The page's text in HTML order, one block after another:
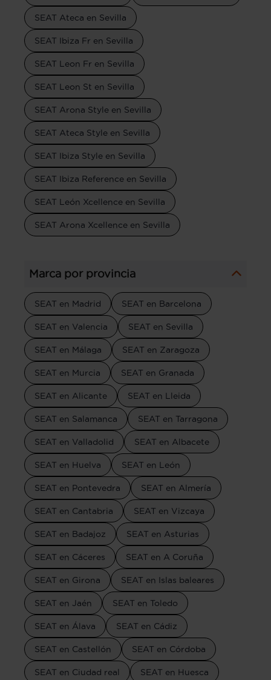
SEAT Ateca en Sevilla
SEAT Ibiza Fr en Sevilla
SEAT Leon Fr en Sevilla
SEAT Leon St en Sevilla
SEAT Arona Style en Sevilla
SEAT Ateca Style en Sevilla
SEAT Ibiza Style en Sevilla
SEAT Ibiza Reference en Sevilla
SEAT León Xcellence en Sevilla
SEAT Arona Xcellence en Sevilla
Marca por provincia
SEAT en Madrid SEAT en Barcelona
SEAT en Valencia SEAT en Sevilla
SEAT en Málaga SEAT en Zaragoza
SEAT en Murcia SEAT en Granada
SEAT en Alicante SEAT en Lleida
SEAT en Salamanca SEAT en Tarragona
SEAT en Valladolid SEAT en Albacete
SEAT en Huelva SEAT en León
SEAT en Pontevedra SEAT en Almería
SEAT en Cantabria SEAT en Vizcaya
SEAT en Badajoz SEAT en Asturias
SEAT en Cáceres SEAT en A Coruña
SEAT en Girona SEAT en Islas baleares
SEAT en Jaén SEAT en Toledo
SEAT en Álava SEAT en Cádiz
SEAT en Castellón SEAT en Córdoba
SEAT en Ciudad real SEAT en Huesca